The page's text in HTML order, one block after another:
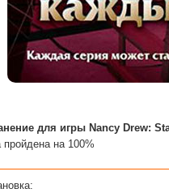
для игры Nancy Drew:
пройдена на 100%